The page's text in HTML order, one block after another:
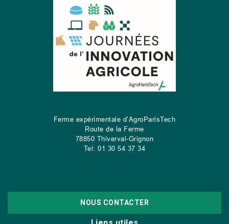
Ferme expérimentale d’AgroParisTech
Route de la Ferme
78850 Thiverval-Grignon
Tel: 01 30 54 37 34
NOUS CONTACTER